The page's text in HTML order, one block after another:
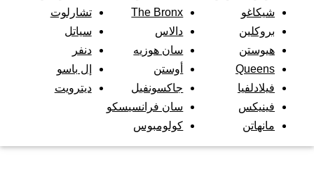
شيكاغو
بروكلين
هيوستن
Queens
فيلادلفيا
فينيكس
مانهاتن
The Bronx
دالاس
سان هوزيه
أوستن
جاكسونفيل
سان فرانسيسكو
كولومبوس
تشارلوت
سياتل
دنفر
إل باسو
ديترويت